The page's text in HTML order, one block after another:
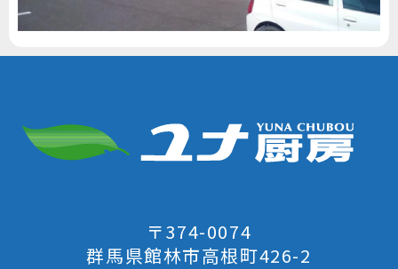
〒374-0074
群馬県館林市高根町426-2